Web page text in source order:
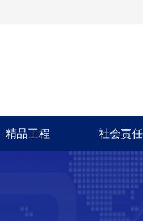
精品工程 社会责任
社会责任